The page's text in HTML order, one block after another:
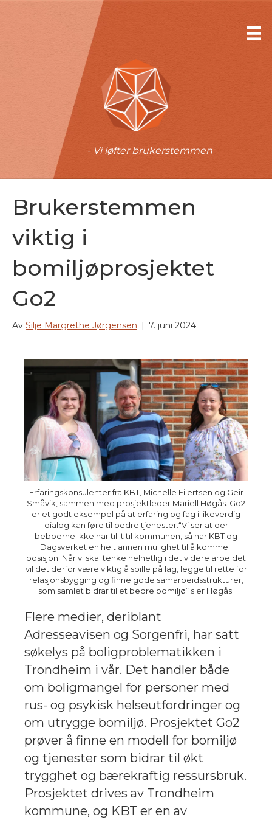
- Vi løfter brukerstemmen
Brukerstemmen
viktig i
bomiljøprosjektet
Go2
Av Silje Margrethe Jørgensen | 7. juni 2024
Erfaringskonsulenter fra KBT, Michelle Eilertsen og Geir
Småvik, sammen med prosjektleder Mariell Høgås. Go2
er et godt eksempel på at erfaring og fag i likeverdig
dialog kan føre til bedre tjenester.“Vi ser at der
beboerne ikke har tillit til kommunen, så har KBT og
Dagsverket en helt annen mulighet til å komme i
posisjon. Når vi skal tenke helhetlig i det videre arbeidet
vil det derfor være viktig å spille på lag, legge til rette for
relasjonsbygging og finne gode samarbeidsstrukturer,
som samlet bidrar til et bedre bomiljø” sier Høgås.
Flere medier, deriblant
Adresseavisen og Sorgenfri, har satt
søkelys på boligproblematikken i
Trondheim i vår. Det handler både
om boligmangel for personer med
rus- og psykisk helseutfordringer og
om utrygge bomiljø. Prosjektet Go2
prøver å finne en modell for bomiljø
og tjenester som bidrartiløkt
trygghet og bærekraftig ressursbruk.
Prosjektet drives av Trondheim
kommune, og KBT er en av